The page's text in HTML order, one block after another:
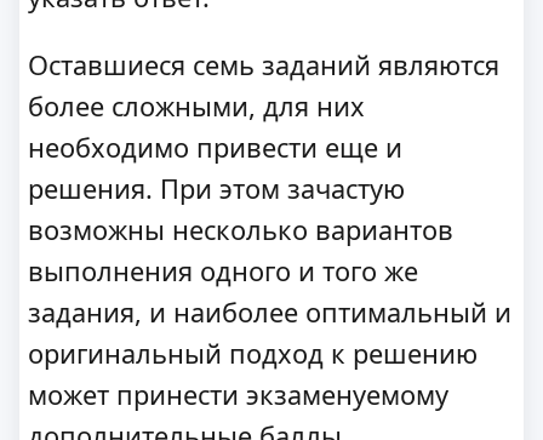
Оставшиеся семь заданий являются
более сложными, для них
необходимо привести еще и
решения. При этом зачастую
возможны несколько вариантов
выполнения одного и того же
задания, и наиболее оптимальный и
оригинальный подход к решению
может принести экзаменуемому